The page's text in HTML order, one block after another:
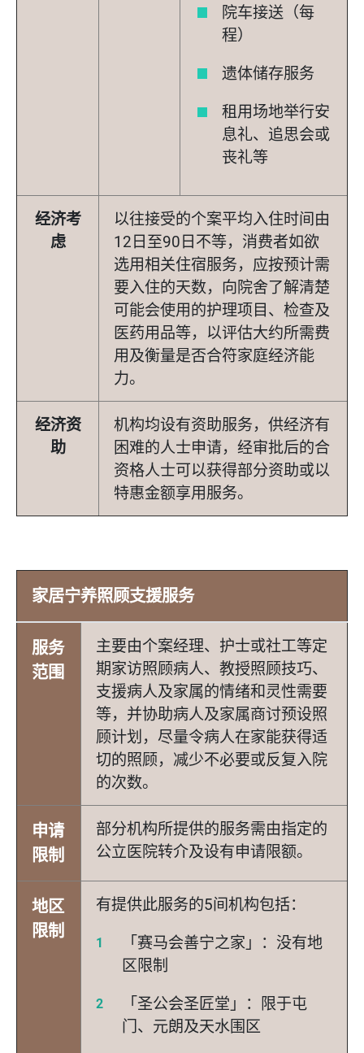
院车接送（每
程）
遗体储存服务
租用场地举行安
息礼、追思会或
丧礼等
经济考
虑
以往接受的个案平均入住时间由
12日至90日不等，消费者如欲
选用相关住宿服务，应按预计需
要入住的天数，向院舍了解清楚
可能会使用的护理项目、检查及
医药用品等，以评估大约所需费
用及衡量是否合符家庭经济能
力。
经济资
助
机构均设有资助服务，供经济有
困难的人士申请，经审批后的合
资格人士可以获得部分资助或以
特惠金额享用服务。
家居宁养照顾支援服务
服务
范围
主要由个案经理、护士或社工等定
期家访照顾病人、教授照顾技巧、
支援病人及家属的情绪和灵性需要
等，并协助病人及家属商讨预设照
顾计划，尽量令病人在家能获得适
切的照顾，减少不必要或反复入院
的次数。
申请
限制
部分机构所提供的服务需由指定的
公立医院转介及设有申请限额。
地区
限制
有提供此服务的5间机构包括：
「赛马会善宁之家」：没有地
区限制
「圣公会圣匠堂」：限于屯
门、元朗及天水围区